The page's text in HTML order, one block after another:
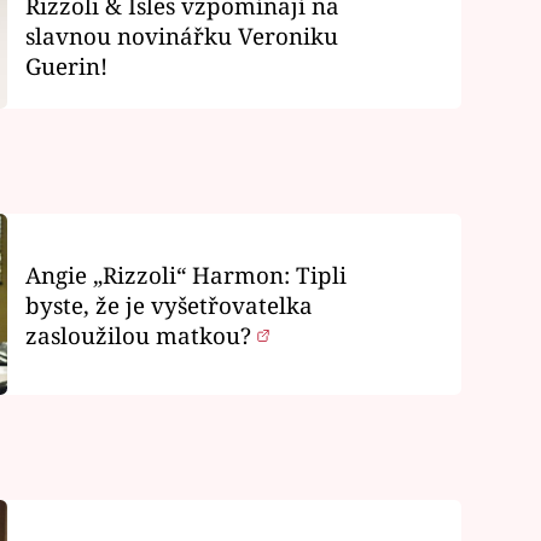
slavnou novinářku Veroniku
Guerin!
Angie „Rizzoli“ Harmon: Tipli
byste, že je vyšetřovatelka
zasloužilou matkou?